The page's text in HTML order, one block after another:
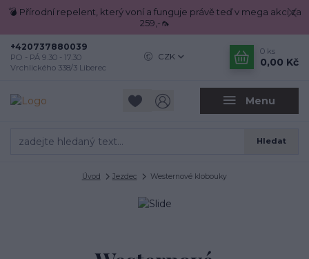
💣 Přírodní repelent, který voní a funguje právě teď v mega akci za
259,-🦟
Menu
CZK
Hledat
+420737880039
PO - PÁ 9.30 - 17.30
Vrchlického 338/3 Liberec
0 ks
0,00 Kč
Úvod Jezdec Westernové klobouky